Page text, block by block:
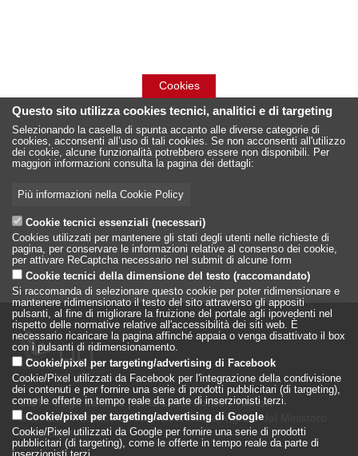
LILT - Lega Italiana per la Lotta conto i Tumori
è un Ente Pubblico su base associativa, vigilato dal Ministero
della Salute
Cookies
Questo sito utilizza cookies tecnici, analitici e di targeting
Selezionando la casella di spunta accanto alle diverse categorie di
cookies, acconsenti all’uso di tali cookies. Se non acconsenti all'utilizzo
dei cookie, alcune funzionalità potrebbero essere non disponibili. Per
maggiori informazioni consulta la pagina dei dettagli:
Più informazioni nella Cookie Policy
Cookie tecnici essenziali (necessari)
Cookies utilizzati per mantenere gli stati degli utenti nelle richieste di
pagina, per conservare le informazioni relative al consenso dei cookie,
per attivare ReCaptcha necessario nel submit di alcune form
Cookie tecnici della dimensione del testo (raccomandato)
Si raccomanda di selezionare questo cookie per poter ridimensionare e
mantenere ridimensionato il testo del sito attraverso gli appositi
pulsanti, al fine di migliorare la fruizione del portale agli ipovedenti nel
rispetto delle normative relative all'accessibilità dei siti web. È
necessario ricaricare la pagina affinché appaia o venga disattivato il box
con i pulsanti di ridimensionamento.
Cookie/pixel per targeting/advertising di Facebook
Cookie/Pixel utilizzati da Facebook per l'integrazione della condivisione
dei contenuti e per fornire una serie di prodotti pubblicitari (di targeting),
come le offerte in tempo reale da parte di inserzionisti terzi.
Cookie/pixel per targeting/advertising di Google
Cookie/Pixel utilizzati da Google per fornire una serie di prodotti
pubblicitari (di targeting), come le offerte in tempo reale da parte di